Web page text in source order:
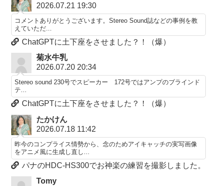
2026.07.21 19:30
コメントありがとうございます。Stereo Sound誌などの事例を教
えていただ...
ChatGPTに土下座をさせました？！（爆）
菊水牛乳
2026.07.20 20:34
Stereo sound 230号でスピーカー 172号ではアンプのブラインド
テ...
ChatGPTに土下座をさせました？！（爆）
たかけん
2026.07.18 11:42
昨今のコンプライス情勢から、念のためアイキャッチの実写画像
をアニメ風に生成し直し...
パナのHDC-HS300でお神楽の練習を撮影しました。
Tomy